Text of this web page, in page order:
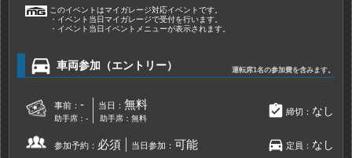
このイベントはマイガレージ対応イベントです。
・イベント当日マイガレージで受付を行います。
・イベント当日イベントメニューが表示されます。
directions_car 車両参加（エントリー） 運転席1名の参加費を含みます。
事前： -
助手席：-
当日： 無料
助手席：無料 assignment_turned_in 締切： なし
参加予約： 必須 当日参加： 可能 directions_car 定員： なし